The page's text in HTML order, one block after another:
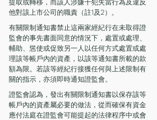
他對該上市公司的職責（註1及2）。
有關限制通知書禁止這兩家經紀行在未取得證
監會的事先書面同意的情況下，處置或處理、
輔助、慫使或促致另一人以任何方式處置或處
理該等帳戶內的資產，以該等通知書所載的款
額為限。若該等經紀行接獲任何與上述限制有
關的指示，亦須即時通知證監會。
證監會認為，發出有關限制通知書以保存該等
帳戶內的資產屬必要的做法，從而確保有資金
應付法庭在證監會可能提起的法律程序中或會